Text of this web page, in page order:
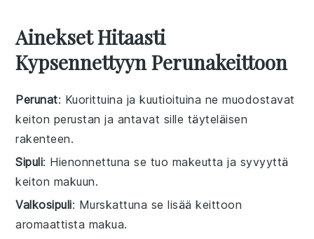
Ainekset Hitaasti
Kypsennettyyn Perunakeittoon
Perunat: Kuorittuina ja kuutioituina ne muodostavat
keiton perustan ja antavat sille täyteläisen
rakenteen.
Sipuli: Hienonnettuna se tuo makeutta ja syvyyttä
keiton makuun.
Valkosipuli: Murskattuna se lisää keittoon
aromaattista makua.